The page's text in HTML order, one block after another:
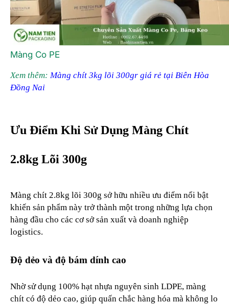
Màng Co PE
Xem thêm: Màng chít 3kg lõi 300gr giá rẻ tại Biên Hòa
Đồng Nai
Ưu Điểm Khi Sử Dụng Màng Chít
2.8kg Lõi 300g
Màng chít 2.8kg lõi 300g sở hữu nhiều ưu điểm nổi bật
khiến sản phẩm này trở thành một trong những lựa chọn
hàng đầu cho các cơ sở sản xuất và doanh nghiệp
logistics.
Độ dẻo và độ bám dính cao
Nhờ sử dụng 100% hạt nhựa nguyên sinh LDPE, màng
chít có độ dẻo cao, giúp quấn chắc hàng hóa mà không lo